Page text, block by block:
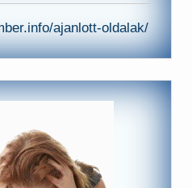
ajanlott-oldalak/